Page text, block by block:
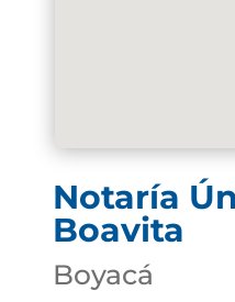
Notaría
Boavita
Boyacá